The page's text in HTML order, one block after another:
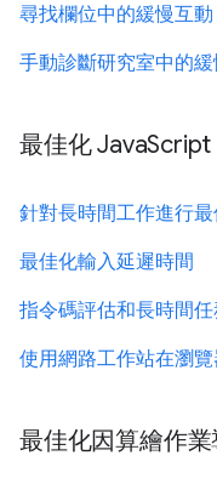
尋找欄位中的緩慢互動
手動診斷研究室中的
最佳化
針對長時間工作進行
最佳化輸入延遲時間
指令碼評估和長時間任
使用網路工作站在瀏
最佳化因算繪作